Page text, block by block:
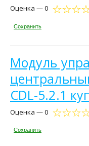
Оценка — 0
Сохранить
Модуль
CDL-5.2.1
Оценка — 0
Сохранить